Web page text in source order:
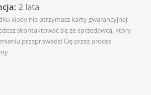
2 lata
kiedy nie otrzymasz karty gwarancyjnej
skontaktować się ze sprzedawcą, który
przeprowadzi Cię przez proces